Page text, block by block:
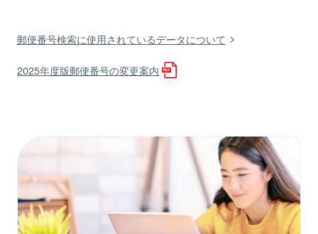
郵便番号検索に使用されているデータについて
2025年度版郵便番号の変更案内